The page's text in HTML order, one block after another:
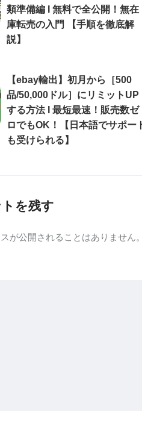
類準備編 Ι 無料で全公開！無在
庫転売の入門 【手順を徹底解
説】
【ebay輸出】初月から［500
品/50,000ドル］にリミットUP
する方法 Ι 最短最速！販売数ゼ
ロでもOK！【日本語でサポー
も受けられる】
を残す
が公開されることはありません。